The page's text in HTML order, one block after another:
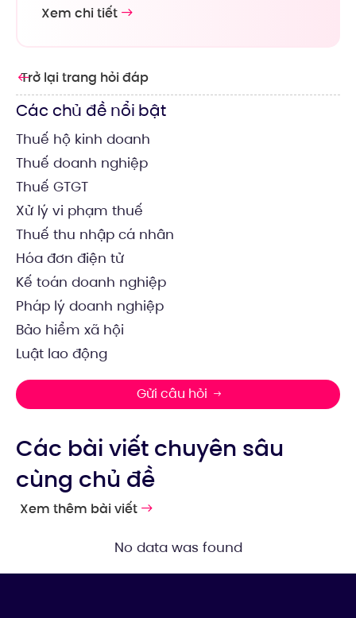
Trở lại trang hỏi đáp
Các chủ đề nổi bật
Thuế hộ kinh doanh
Thuế doanh nghiệp
Thuế GTGT
Xử lý vi phạm thuế
Thuế thu nhập cá nhân
Hóa đơn điện tử
Kế toán doanh nghiệp
Pháp lý doanh nghiệp
Bảo hiểm xã hội
Luật lao động
Gửi câu hỏi
Xem chi tiết
Các bài viết chuyên sâu
cùng chủ đề
Xem thêm bài viết
No data was found